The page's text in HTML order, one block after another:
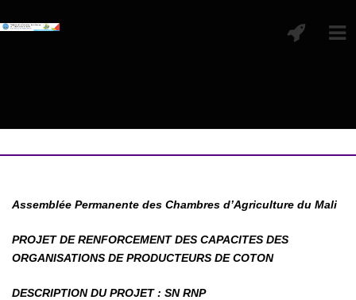
Assemblée Permanente des Chambres d’Agriculture du Mali
PROJET DE RENFORCEMENT DES CAPACITES DES
ORGANISATIONS DE PRODUCTEURS DE COTON
DESCRIPTION DU PROJET : SN RNP